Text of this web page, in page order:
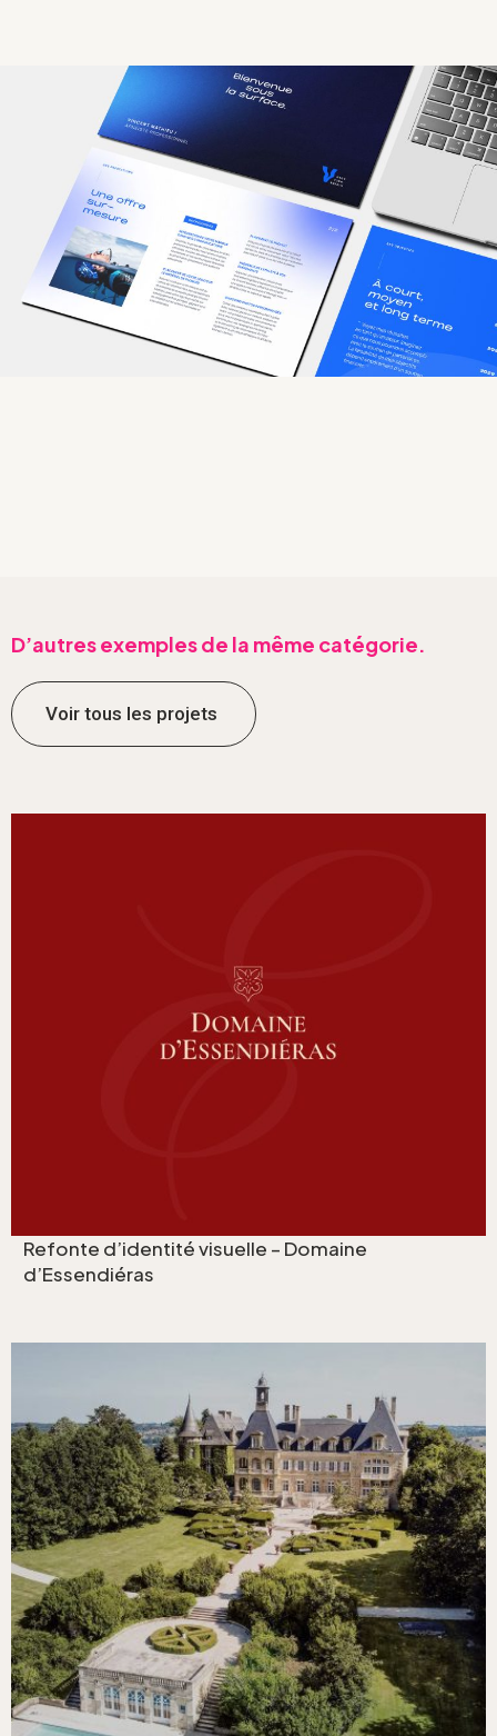
D’autres exemples de la même catégorie.
Voir tous les projets
Refonte d’identité visuelle – Domaine
d’Essendiéras